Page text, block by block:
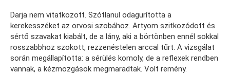
Darja nem vitatkozott. Szótlanul odagurította a
kerekesszéket az orvosi szobához. Artyom szitkozódott és
sértő szavakat kiabált, de a lány, aki a börtönben ennél sokkal
rosszabbhoz szokott, rezzenéstelen arccal tűrt. A vizsgálat
során megállapította: a sérülés komoly, de a reflexek rendben
vannak, a kézmozgások megmaradtak. Volt remény.